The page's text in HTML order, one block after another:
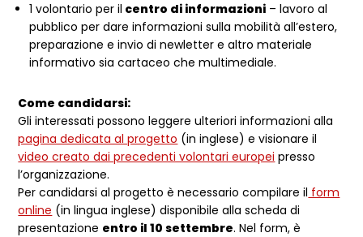
1 volontario per il centro di informazioni – lavoro al
pubblico per dare informazioni sulla mobilità all’estero,
preparazione e invio di newletter e altro materiale
informativo sia cartaceo che multimediale.
Come candidarsi:
Gli interessati possono leggere ulteriori informazioni alla
pagina dedicata al progetto (in inglese) e visionare il
video creato dai precedenti volontari europei presso
l’organizzazione.
Per candidarsi al progetto è necessario compilare il form
online (in lingua inglese) disponibile alla scheda di
presentazione entro il 10 settembre. Nel form, è